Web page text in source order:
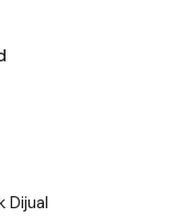
Dijual